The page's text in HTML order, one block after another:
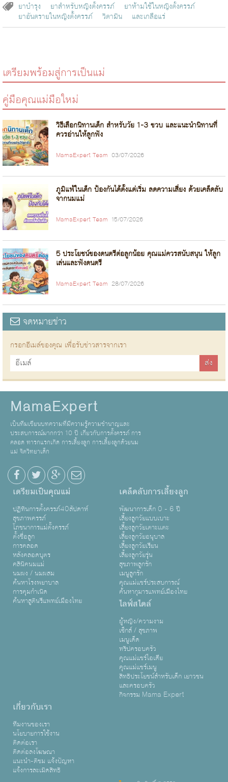
ยาบำรุง ยาสำหรับหญิงตั้งครรภ์
ยาห้ามใช้ในหญิงตั้งครรภ์
ยาอันตรายในหญิงตั้งครรภ์
วิตามิน และเกลือแร่
เตรียมพร้อมสู่การเป็นแม่
คู่มือคุณแม่มือใหม่
วิธีเลือกนิทานเด็ก สำหรับวัย 1-3 ขวบ และแนะนำนิทานที่
ควรอ่านให้ลูกฟัง
MamaExpert Team 03/07/2026
ภูมิแพ้ในเด็ก ป้องกันได้ตั้งแต่เริ่ม ลดความเสี่ยง ด้วยเคล็ดลับ
จากนมแม่
MamaExpert Team 15/07/2026
5 ประโยชน์ของดนตรีต่อลูกน้อย คุณแม่ควรสนับสนุน ให้ลูก
เล่นและฟังดนตรี
MamaExpert Team 28/07/2026
จดหมายข่าว
กรอกอีเมล์ของคุณ เพื่อรับข่าวสารจากเรา
MamaExpert
เป็นทีมเขียนบทความที่มีความรู้ความชำนาญและ
ประสบการณ์มากกว่า 10 ปี เกี่ยวกับการตั้งครรภ์ การ
คลอด ทารกแรกเกิด การเลี้ยงลูก การเลี้ยงลูกด้วยนม
แม่ จิตวิทยาเด็ก
เตรียมเป็นคุณแม่
ปฏิทินการตั้งครรภ์40สัปดาห์
สุขภาพครรภ์
โภชนาการแม่ตั้งครรภ์
ตั้งชื่อลูก
การคลอด
หลังคลอดบุตร
คลินิคนมแม่
นมผง / นมผสม
ค้นหาโรงพยาบาล
การคุมกำเนิด
ค้นหาสูตินรีแพทย์เมืองไทย
เคล็ดลับการเลี้ยงลูก
พัฒนาการเด็ก 0 - 6 ปี
เลี้ยงลูกวัยแบบเบาะ
เลี้ยงลูกวัยเตาะเเตะ
เลี้ยงลูกวัยอนุบาล
เลี้ยงลูกวัยเรียน
เลี้ยงลูกวัยรุ่น
สุขภาพลูกรัก
เมนูลูกรัก
คุณแม่แชร์ประสบการณ์
ค้นหากุมารแพทย์เมืองไทย
ไลฟ์สไตล์
ผู้หญิง/ความงาม
เซ็กส์ / สุขภาพ
เมนูเด็ด
ทริปครอบครัว
คุณแม่แชร์ไอเดีย
คุณแม่แชร์เมนู
สิทธิประโยชน์สำหรับเด็ก เยาวชน
และครอบครัว
กิจกรรม Mama Expert
เกี่ยวกับเรา
ทีมงานของเรา
นโยบายการใช้งาน
ติดต่อเรา
ติดต่อลงโฆษณา
แนะนำ-ติชม แจ้งปัญหา
แจ้งการละเมิดสิทธิ